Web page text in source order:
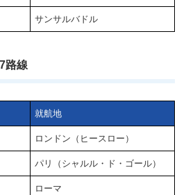
サンサルバドル
路線
就航地
ロンドン（ヒースロー）
パリ（シャルル・ド・ゴール）
ローマ